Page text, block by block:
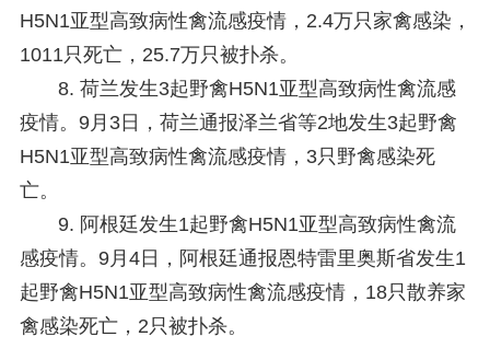
H5N1亚型高致病性禽流感疫情，2.4万只家禽感染，
1011只死亡，25.7万只被扑杀。
8. 荷兰发生3起野禽H5N1亚型高致病性禽流感
疫情。 9月3日，荷兰通报泽兰省等2地发生3起野禽
H5N1亚型高致病性禽流感疫情，3只野禽感染死
亡。
9. 阿根廷发生1起野禽H5N1亚型高致病性禽流
感疫情。 9月4日，阿根廷通报恩特雷里奥斯省发生1
起野禽H5N1亚型高致病性禽流感疫情，18只散养家
禽感染死亡，2只被扑杀。